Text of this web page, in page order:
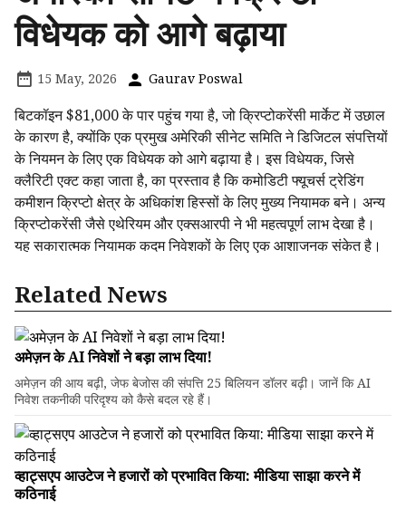
विधेयक को आगे बढ़ाया
15 May, 2026 Gaurav Poswal
बिटकॉइन $81,000 के पार पहुंच गया है, जो क्रिप्टोकरेंसी मार्केट में उछाल
के कारण है, क्योंकि एक प्रमुख अमेरिकी सीनेट समिति ने डिजिटल संपत्तियों
के नियमन के लिए एक विधेयक को आगे बढ़ाया है। इस विधेयक, जिसे
क्लैरिटी एक्ट कहा जाता है, का प्रस्ताव है कि कमोडिटी फ्यूचर्स ट्रेडिंग
कमीशन क्रिप्टो क्षेत्र के अधिकांश हिस्सों के लिए मुख्य नियामक बने। अन्य
क्रिप्टोकरेंसी जैसे एथेरियम और एक्सआरपी ने भी महत्वपूर्ण लाभ देखा है।
यह सकारात्मक नियामक कदम निवेशकों के लिए एक आशाजनक संकेत है।
Related News
अमेज़न के AI निवेशों ने बड़ा लाभ दिया!
अमेज़न की आय बढ़ी, जेफ बेजोस की संपत्ति 25 बिलियन डॉलर बढ़ी। जानें कि AI
निवेश तकनीकी परिदृश्य को कैसे बदल रहे हैं।
व्हाट्सएप आउटेज ने हजारों को प्रभावित किया: मीडिया साझा करने में
कठिनाई